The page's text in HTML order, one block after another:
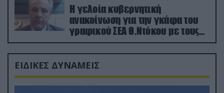
Η γελοία κυβερνητική
ανακοίνωση για την γκάφα του
γραφικού ΣΕΑ Θ.Ντόκου με τους
Ρώσους φαρσέρ
ΕΙΔΙΚΕΣ ΔΥΝΑΜΕΙΣ